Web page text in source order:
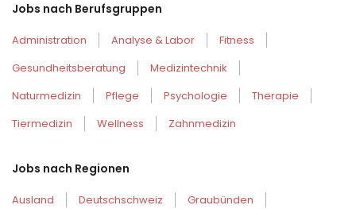
Jobs nach Berufsgruppen
Administration Analyse & Labor
Fitness
Gesundheitsberatung
Medizintechnik
Naturmedizin
Pflege Psychologie
Therapie
Tiermedizin
Wellness Zahnmedizin
Jobs nach Regionen
Ausland Deutschschweiz
Graubünden